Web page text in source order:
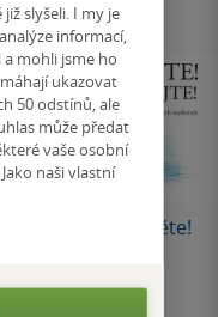
Doufejte! Sněte!
Helen Exley
slyšeli. I my je
informací,
mohli jsme ho
ukazovat
50 odstínů, ale
může předat
vaše osobní
naši vlastní